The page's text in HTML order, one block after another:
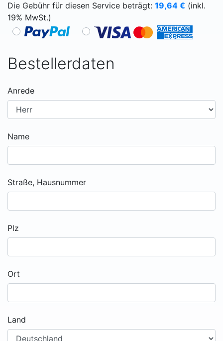
Die Gebühr für diesen Service beträgt: 19,64 € (inkl.
19% MwSt.)
Bestellerdaten
Anrede
Name
Straße, Hausnummer
Plz
Ort
Land